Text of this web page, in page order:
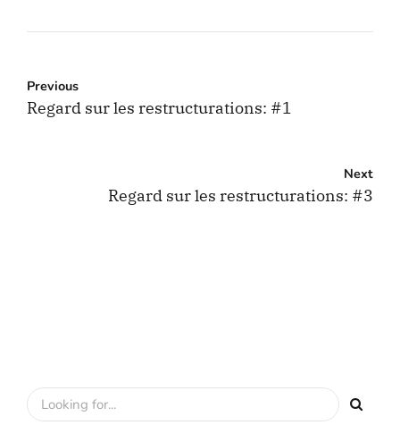
Previous
Regard sur les restructurations: #1
Next
Regard sur les restructurations: #3